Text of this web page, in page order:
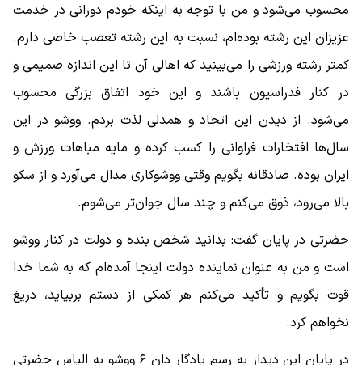
محسوب می‌شود و من با توجه به اینکه خودم دورانی در خدمت
عزیزان این رشته بوده‌ام، نسبت به این رشته تعصب خاصی دارم.
کمتر رشته ورزشی را می‌بینید که اهالی آن تا این اندازه صمیمی و
در کنار فدراسیون باشند و این خود اتفاق بزرگی محسوب
می‌شود. از دیدن این اتحاد و همدلی لذت بردم. ووشو در این
سال‌ها افتخارات فراوانی را کسب کرده و مایه مباهات ورزش و
ایران بوده. صادقانه بگویم وقتی ووشوکاری مدال می‌آورد و از سکو
بالا می‌رود، ذوق می‌کنم و چند سال جوان‌تر می‌شوم.
حضرتی در پایان گفت: بدانید شخص بنده و دولت در کنار ووشو
است و من به عنوان نماینده دولت اینجا آمده‌ام که به شما خدا
قوت بگویم و تأکید می‌کنم هر کمکی از دستم بربیاید، دریغ
نخواهم کرد.
در پایان این دیدار به رسم یادگار دان ۶ ووشو به الیاس حضرتی